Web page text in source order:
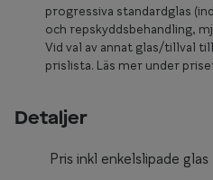
progressiva standardglas
och repskyddsbehandling,
Vid val av annat glas/tillval
prislista. Läs mer under
Detaljer
Pris inkl enkelslipade